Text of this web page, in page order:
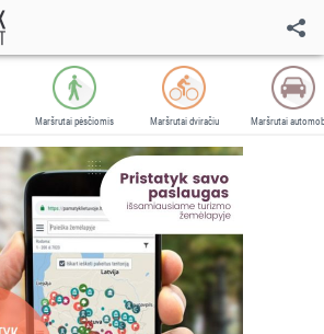
Maršrutai pėsčiomis Maršrutai dviračiu Maršrutai